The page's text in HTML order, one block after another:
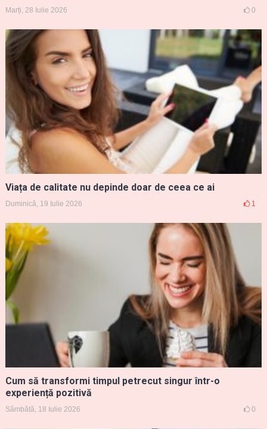
Marți, 28 Iulie 2026 0
Viața de calitate nu depinde doar de ceea ce ai
Duminică, 19 Iulie 2026 1
Cum să transformi timpul petrecut singur într-o
experiență pozitivă
Sâmbătă, 18 Iulie 2026 0